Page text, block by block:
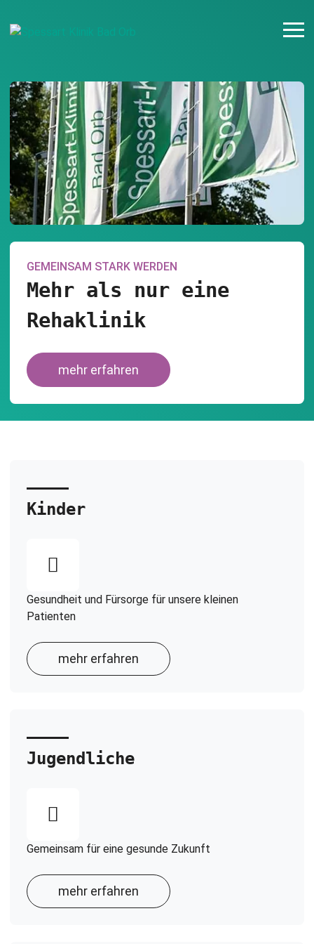
GEMEINSAM STARK WERDEN
Mehr als nur eine
Rehaklinik
mehr erfahren
Kinder
Gesundheit und Fürsorge für unsere kleinen
Patienten
mehr erfahren
Jugendliche
Gemeinsam für eine gesunde Zukunft
mehr erfahren